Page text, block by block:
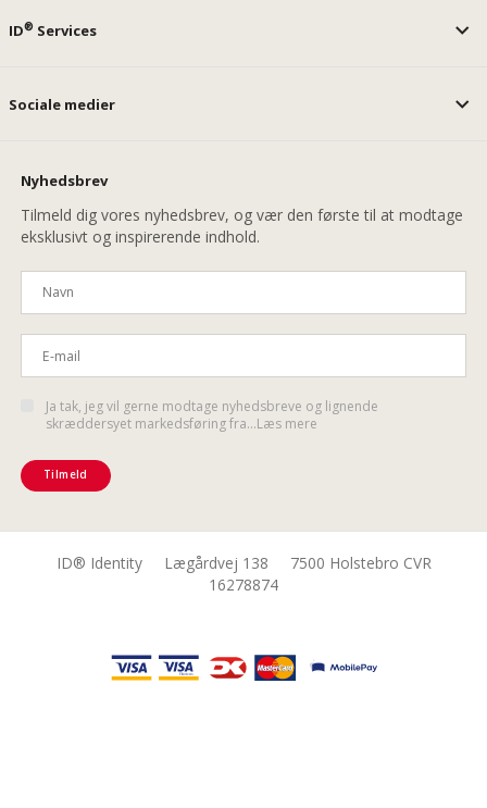
ID® Services
Sociale medier
Nyhedsbrev
Tilmeld dig vores nyhedsbrev, og vær den første til at modtage
eksklusivt og inspirerende indhold.
Ja tak, jeg vil gerne modtage nyhedsbreve og lignende
skræddersyet markedsføring fra...Læs mere
Tilmeld
ID® Identity Lægårdvej 138 7500 Holstebro CVR
16278874